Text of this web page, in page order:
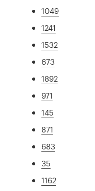
1049
1241
1532
673
1892
971
145
871
683
35
1162